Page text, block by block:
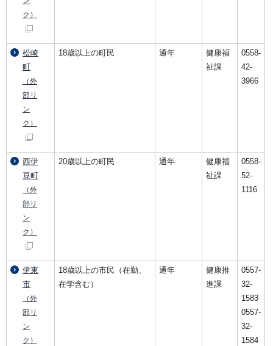
ク）
松崎
町
（外
部リ
ン
ク）
18歳以上の町民 通年
健康福
祉課
0558-
42-
3966
西伊
豆町
（外
部リ
ン
ク）
20歳以上の町民 通年
健康福
祉課
0558-
52-
1116
伊東
市
（外
部リ
ン
ク）
18歳以上の市民（在勤、
在学含む）
通年
健康推
進課
0557-
32-
1583
0557-
32-
1584